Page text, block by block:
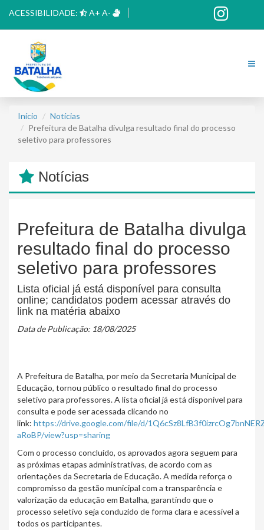
ACESSIBILIDADE: A+ A-
Início
Notícias
Prefeitura de Batalha divulga resultado final do processo
seletivo para professores
Notícias
Prefeitura de Batalha divulga
resultado final do processo
seletivo para professores
Lista oficial já está disponível para consulta
online; candidatos podem acessar através do
link na matéria abaixo
Data de Publicação: 18/08/2025
A Prefeitura de Batalha, por meio da Secretaria Municipal de
Educação, tornou público o resultado final do processo
seletivo para professores. A lista oficial já está disponível para
consulta e pode ser acessada clicando no
link: https://drive.google.com/file/d/
aRoBP/view?usp=sharing
Com o processo concluído, os aprovados agora seguem para
as próximas etapas administrativas, de acordo com as
orientações da Secretaria de Educação. A medida reforça o
compromisso da gestão municipal com a transparência e
valorização da educação em Batalha, garantindo que o
processo seletivo seja conduzido de forma clara e acessível a
todos os participantes.